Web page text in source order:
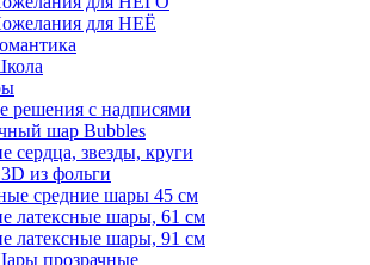
для НЕЁ
решения с надписями
шар Bubbles
сердца, звезды, круги
из фольги
средние шары 45 см
латексные шары, 61 см
латексные шары, 91 см
прозрачные